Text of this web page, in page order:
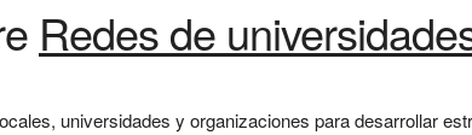
Redes de
universidades y organizaciones para desarrollar